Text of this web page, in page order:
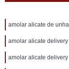
amolar alicate de
amolar alicate
amolar alicate